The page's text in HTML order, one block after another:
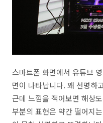
스마트폰 화면에서 유튜브
면이 나타납니다. 꽤 선명하
근데 느낌을 적어보면 해상
부분의 표현은 약간 떨어지